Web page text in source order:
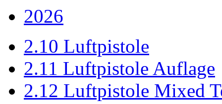
2026
2.10 Luftpistole
2.11 Luftpistole Auflage
2.12 Luftpistole Mixed